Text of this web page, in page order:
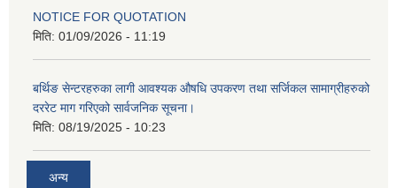
NOTICE FOR QUOTATION
मिति: 01/09/2026 - 11:19
बर्थिङ सेन्टरहरुका लागी आवश्यक औषधि उपकरण तथा सर्जिकल सामाग्रीहरुको
दररेट माग गरिएको सार्वजनिक सूचना।
मिति: 08/19/2025 - 10:23
अन्य